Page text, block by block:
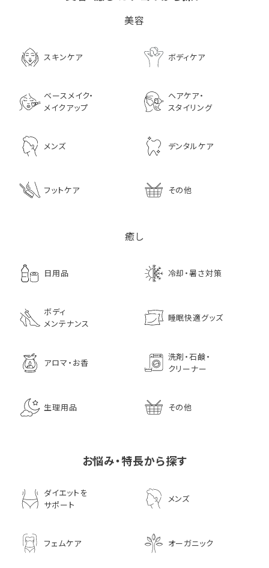
LPLP（ルプルプ） エッ
センスカラートリートメン
美容
スキンケア ボディケア
ベースメイク・
メイクアップ
ヘアケア・
スタイリング
メンズ デンタルケア
フットケア その他
癒し
日用品 冷却・暑さ対策
ボディ
メンテナンス
睡眠快適グッズ
アロマ・お香
洗剤・石鹸・
クリーナー
生理用品 その他
お悩み・特長から探す
ダイエットを
サポート
メンズ
フェムケア オーガニック